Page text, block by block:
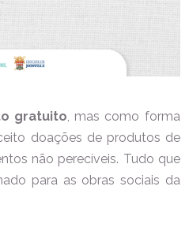
gratuito, mas como forma
doações de produtos de
não perecíveis. Tudo que
para as obras sociais da